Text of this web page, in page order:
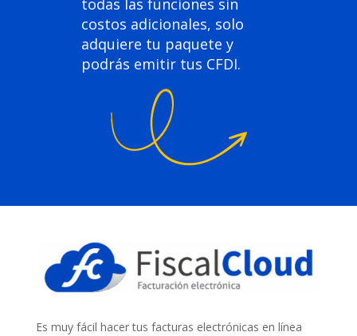
todas las funciones sin
costos adicionales, solo
adquiere tu paquete y
podrás emitir tus CFDI.
Es muy fácil hacer tus facturas electrónicas en línea